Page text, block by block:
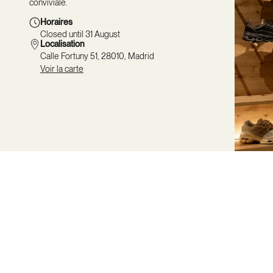
conviviale.
Horaires
Closed until 31 August
Localisation
Calle Fortuny 51, 28010, Madrid
Voir la carte